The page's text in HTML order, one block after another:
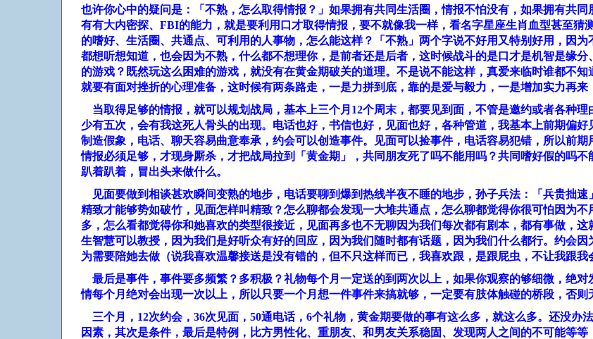
也许你心中的疑问是：「不熟，怎么取得情报？」如果拥有共同生活圈，情报不怕没有，如果拥有共
有有大内密探、 FBI的能力，就是要利用口才取得情报，要不就像我一样，看名字星座生肖血型甚至猜
的嗜好、生活圈、共通点、可利用的人事物，怎么能这样？「不熟」两个字说不好用又特别好用，因
都想听想知道，也会因为不熟，什么都不想理你，是前者还是后者，这时候战斗的是口才是机智是缘
的游戏？既然玩这么困难的游戏，就没有在黄金期破关的道理。不是说不能这样，真爱来临时谁都不
就要有面对挫折的心理准备，这时候有两条路走，一是力拼到底，靠的是爱与毅力，一是增加实力再来
当取得足够的情报，就可以规划战局，基本上三个月 12个周末，都要见到面，不管是邀约或者各种
少有五次，会有我这死人骨头的出现。电话也好，书信也好，见面也好，各种管道，我基本上前期偏
制造假象，电话、聊天容易曲意奉承，约会可以创造事件。见面可以捡事件，电话容易犯错，所以前
情报必须足够，才现身厮杀，才把战局拉到「黄金期」，共同朋友死了吗不能用吗？共同嗜好假的吗
趴着趴着，冒出头来做什么。
见面要做到相谈甚欢瞬间变熟的地步，电话要聊到爆到热线半夜不睡的地步，孙子兵法：「兵贵拙
精致才能够势如破竹，见面怎样叫精致？怎么聊都会发现一大堆共通点，怎么聊都觉得你很可怕因为
多，怎么看都觉得你和她喜欢的类型很接近，见面再多也不无聊因为我们每次都有剧本，都有事做，
生智慧可以教授，因为我们是好听众有好的回应，因为我们随时都有话题，因为我们什么都行。约会
为需要陪她去做（说我喜欢温馨接送是没有错的，但不只这样而已，我喜欢跟，是跟屁虫，不让我跟我
最后是事件，事件要多频繁？多积极？礼物每个月一定送的到两次以上，如果你观察的够细微，绝
情每个月绝对会出现一次以上，所以只要一个月想一件事件来搞就够，一定要有肢体触碰的桥段，否则
三个月， 12次约会， 36次见面， 50通电话， 6个礼物，黄金期要做的事有这么多，就这么多。还没办
因素，其次是条件，最后是特例，比方男性化、重朋友、和男友关系稳固、发现两人之间的不可能等等